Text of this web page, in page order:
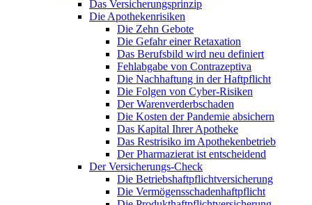
Das Versicherungsprinzip
Die Apothekenrisiken
Die Zehn Gebote
Die Gefahr einer Retaxation
Das Berufsbild wird neu definiert
Fehlabgabe von Contrazeptiva
Die Nachhaftung in der Haftpflicht
Die Folgen von Cyber-Risiken
Der Warenverderbschaden
Die Kosten der Pandemie absichern
Das Kapital Ihrer Apotheke
Das Restrisiko im Apothekenbetrieb
Der Pharmazierat ist entscheidend
Der Versicherungs-Check
Die Betriebshaftpflichtversicherung
Die Vermögensschadenhaftpflicht